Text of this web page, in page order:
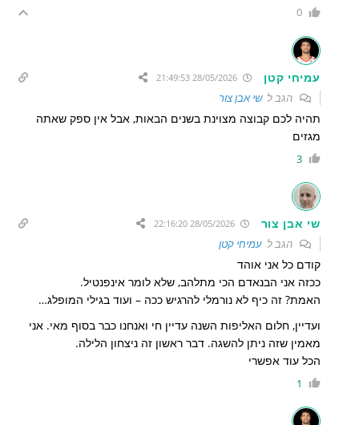
0
עמיחי קטן
הגב לשי אבן צור
תהיה לכם קבוצה מצוינת בשנים הבאות, אבל אין ספק שאתה
מגזים
3
שי אבן צור 28/05/2026 22:16:20
הגב לעמיחי קטן
קודם כל אני אוהד
ככזה אני הבנאדם הכי מתלהב, שלא לומר אינפנטיל.
האמת? זה כיף לא נורמלי להרגיש ככה – ועוד בגילי המופלג…
ועדיין, חלום האליפות השנה עדיין חי ואנחנו כבר בסוף מאי. אני
מאמין שזה ניתן להשגה. דבר ראשון זה ניצחון הלילה.
הכל עוד אפשרי
1